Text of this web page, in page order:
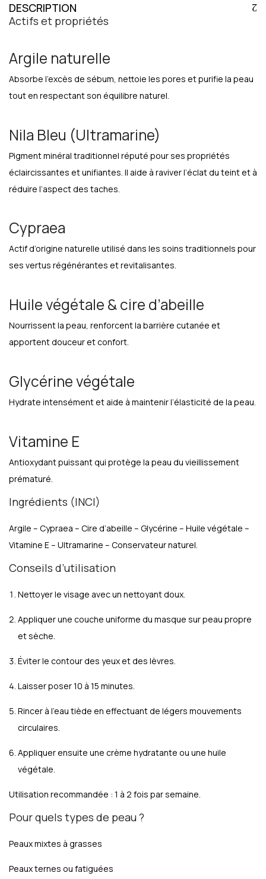
DESCRIPTION
Actifs et propriétés
Argile naturelle
Absorbe l’excès de sébum, nettoie les pores et purifie la peau
tout en respectant son équilibre naturel.
Nila Bleu (Ultramarine)
Pigment minéral traditionnel réputé pour ses propriétés
éclaircissantes et unifiantes. Il aide à raviver l’éclat du teint et à
réduire l’aspect des taches.
Cypraea
Actif d’origine naturelle utilisé dans les soins traditionnels pour
ses vertus régénérantes et revitalisantes.
Huile végétale & cire d’abeille
Nourrissent la peau, renforcent la barrière cutanée et
apportent douceur et confort.
Glycérine végétale
Hydrate intensément et aide à maintenir l’élasticité de la peau.
Vitamine E
Antioxydant puissant qui protège la peau du vieillissement
prématuré.
Ingrédients (INCI)
Argile – Cypraea – Cire d’abeille – Glycérine – Huile végétale –
Vitamine E – Ultramarine – Conservateur naturel.
Conseils d’utilisation
Nettoyer le visage avec un nettoyant doux.
Appliquer une couche uniforme du masque sur peau propre
et sèche.
Éviter le contour des yeux et des lèvres.
Laisser poser 10 à 15 minutes.
Rincer à l’eau tiède en effectuant de légers mouvements
circulaires.
Appliquer ensuite une crème hydratante ou une huile
végétale.
Utilisation recommandée : 1 à 2 fois par semaine.
Pour quels types de peau ?
Peaux mixtes à grasses
Peaux ternes ou fatiguées